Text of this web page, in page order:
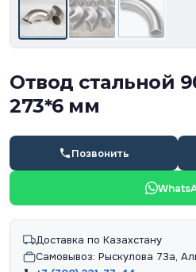
Отвод стальной
273*6 мм
Позвонить
Доставка по Казахстану
Самовывоз: Рыскулова 73а,